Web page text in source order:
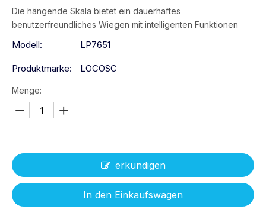
Die hängende Skala bietet ein dauerhaftes
benutzerfreundliches Wiegen mit intelligenten Funktionen
Modell: LP7651
Produktmarke: LOCOSC
Menge:
erkundigen
In den Einkaufswagen